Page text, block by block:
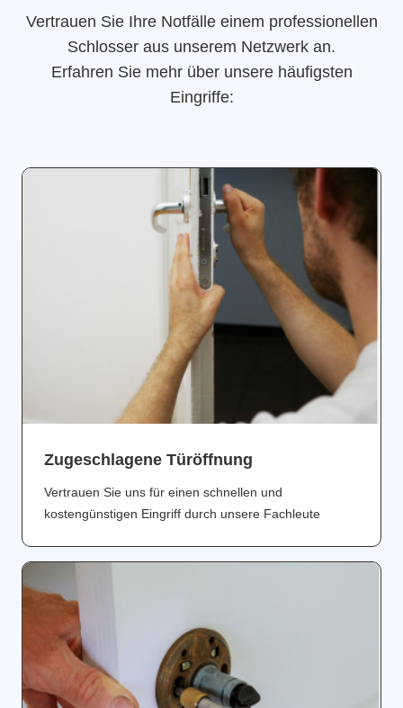
Vertrauen Sie Ihre Notfälle einem professionellen
Schlosser aus unserem Netzwerk an.
Erfahren Sie mehr über unsere häufigsten
Eingriffe:
Zugeschlagene Türöffnung
Vertrauen Sie uns für einen schnellen und
kostengünstigen Eingriff durch unsere Fachleute